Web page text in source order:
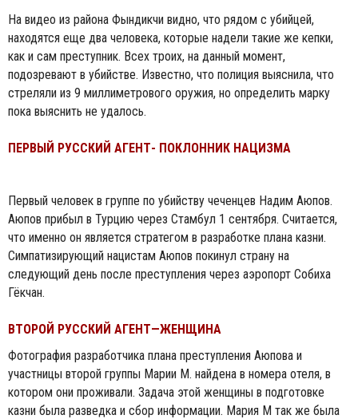
На видео из района Фындикчи видно, что рядом с убийцей,
находятся еще два человека, которые надели такие же кепки,
как и сам преступник. Всех троих, на данный момент,
подозревают в убийстве. Известно, что полиция выяснила, что
стреляли из 9 миллиметрового оружия, но определить марку
пока выяснить не удалось.
ПЕРВЫЙ РУССКИЙ АГЕНТ- ПОКЛОННИК НАЦИЗМА
Первый человек в группе по убийству чеченцев Надим Аюпов.
Аюпов прибыл в Турцию через Стамбул 1 сентября. Считается,
что именно он является стратегом в разработке плана казни.
Симпатизирующий нацистам Аюпов покинул страну на
следующий день после преступления через аэропорт Собиха
Гёкчан.
ВТОРОЙ РУССКИЙ АГЕНТ—ЖЕНЩИНА
Фотография разработчика плана преступления Аюпова и
участницы второй группы Марии М. найдена в номера отеля, в
котором они проживали. Задача этой женщины в подготовке
казни была разведка и сбор информации. Мария М так же была